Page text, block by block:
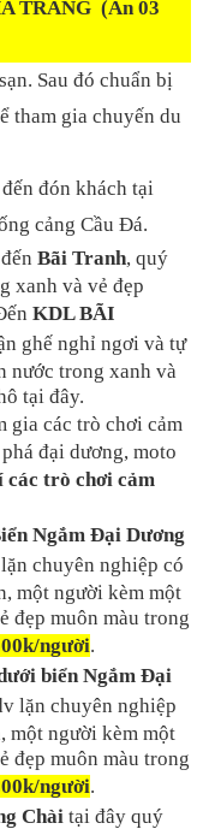
TRANG (Ăn 03
Sau đó chuẩn bị
tham gia chuyến du
đón khách tại
cảng Cầu Đá.
Bãi Tranh, quý
xanh và vẻ đẹp
KDL BÃI
ghế nghỉ ngơi và tự
nước trong xanh và
tại đây.
gia các trò chơi cảm
đại dương, moto
các trò chơi cảm
Ngắm Đại Dương
chuyên nghiệp có
một người kèm một
đẹp muôn màu trong
người.
biển Ngắm Đại
lặn chuyên nghiệp
một người kèm một
đẹp muôn màu trong
người.
Chài tại đây quý